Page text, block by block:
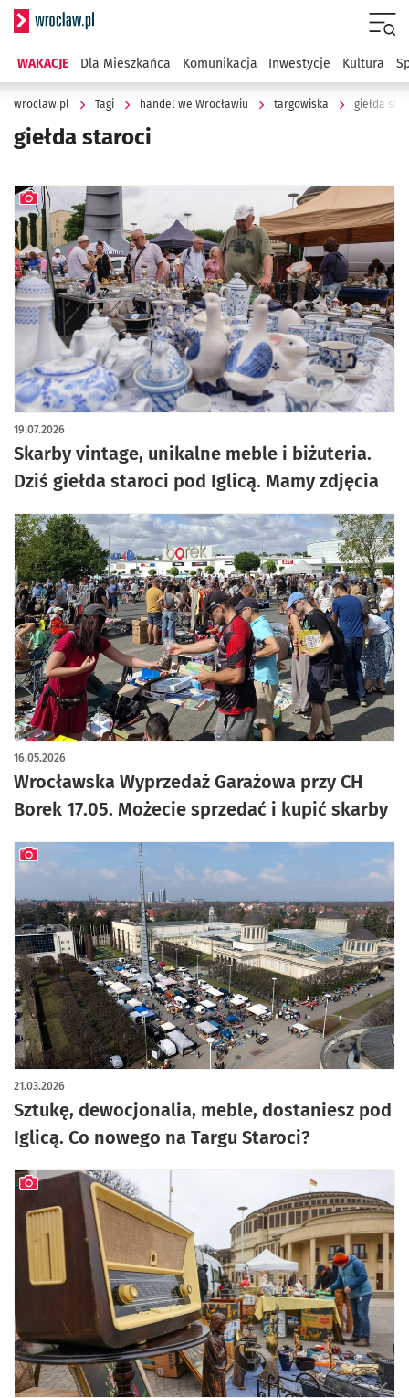
Serwis informacyjny wroclaw.pl
WAKACJE Dla Mieszkańca Komunikacja Inwestycje Kultura
wroclaw.pl Tagi handel we Wrocławiu targowiska giełda
giełda staroci
Skarby vintage, unikalne meble i biżuteria.
Dziś giełda staroci pod Iglicą. Mamy zdjęcia
19.07.2026
artykuł z galerią zdjęć
Wrocławska Wyprzedaż Garażowa przy CH
Borek 17.05. Możecie sprzedać i kupić skarby
16.05.2026
Sztukę, dewocjonalia, meble, dostaniesz pod
Iglicą. Co nowego na Targu Staroci?
21.03.2026
artykuł z galerią zdjęć